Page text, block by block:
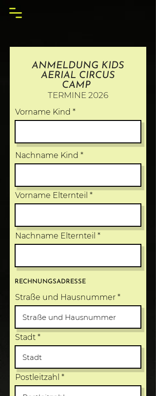
ANMELDUNG KIDS
AERIAL CIRCUS
CAMP
TERMINE 2026
Vorname Kind
Nachname Kind
Vorname Elternteil
Nachname Elternteil
RECHNUNGSADRESSE
Straße und Hausnummer
Stadt
Postleitzahl